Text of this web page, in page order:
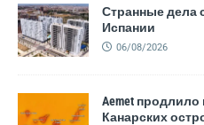
Странные дела
Испании
06/08/2026
Aemet
Канарских